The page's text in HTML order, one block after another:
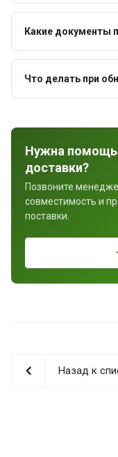
Какие документы
Что делать при
Нужна помощь
доставки?
Позвоните
совместимость и
поставки.
Назад к